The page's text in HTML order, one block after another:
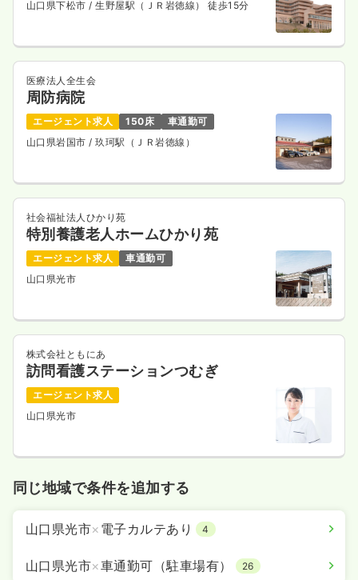
山口県下松市 / 生野屋駅（ＪＲ岩徳線） 徒歩15分
医療法人全生会
周防病院
エージェント求人 150床
車通勤可
山口県岩国市 / 玖珂駅（ＪＲ岩徳線）
社会福祉法人ひかり苑
特別養護老人ホームひかり苑
エージェント求人
車通勤可
山口県光市
株式会社ともにあ
訪問看護ステーションつむぎ
エージェント求人
山口県光市
同じ地域で条件を追加する
山口県光市× 電子カルテあり 4
山口県光市×車通勤可（駐車場有） 26